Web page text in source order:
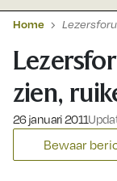
Home
zien,
Gepubliceerd op:
26 januari 2011
Bewaar